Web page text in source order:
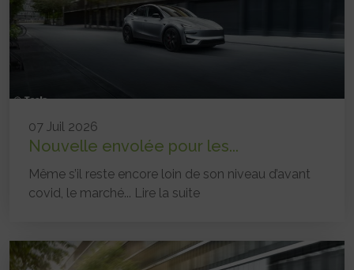
07 Juil 2026
Nouvelle envolée pour les...
Même s’il reste encore loin de son niveau d’avant
covid, le marché... Lire la suite